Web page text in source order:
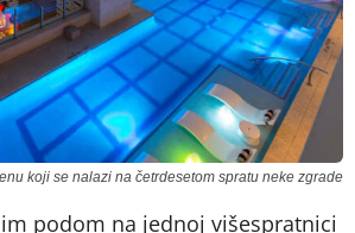
koji se nalazi na četrdesetom spratu neke zgrade
podom na jednoj višespratnici